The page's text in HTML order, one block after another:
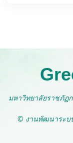
มหาวิทยาลัยราชภัฏ
© งานพัฒนาระบ